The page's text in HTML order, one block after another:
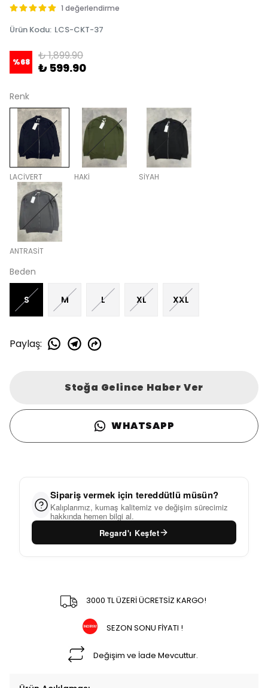
1 değerlendirme
Ürün Kodu: LCS-CKT-37
%68 ₺ 1,899.90
₺ 599.90
Renk
LACİVERT HAKİ SİYAH
ANTRASİT
Beden
S M L XL XXL
Paylaş:
Stoğa Gelince Haber Ver
WHATSAPP
Sipariş vermek için tereddütlü müsün?
Kalıplarımız, kumaş kalitemiz ve değişim sürecimiz
hakkında hemen bilgi al.
Regard'ı Keşfet
3000 TL ÜZERİ ÜCRETSİZ KARGO!
SEZON SONU FİYATI !
Değişim ve İade Mevcuttur.